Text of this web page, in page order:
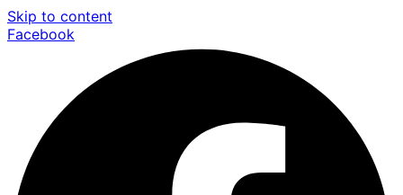
Skip to content
Facebook